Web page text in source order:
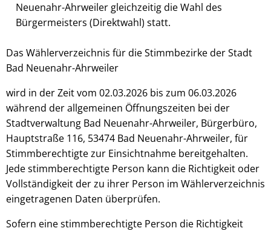
Neuenahr-Ahrweiler gleichzeitig die Wahl des
Bürgermeisters (Direktwahl) statt.
Das Wählerverzeichnis für die Stimmbezirke der Stadt
Bad Neuenahr-Ahrweiler
wird in der Zeit vom 02.03.2026 bis zum 06.03.2026
während der allgemeinen Öffnungszeiten bei der
Stadtverwaltung Bad Neuenahr-Ahrweiler, Bürgerbüro,
Hauptstraße 116, 53474 Bad Neuenahr-Ahrweiler, für
Stimmberechtigte zur Einsichtnahme bereitgehalten.
Jede stimmberechtigte Person kann die Richtigkeit oder
Vollständigkeit der zu ihrer Person im Wählerverzeichnis
eingetragenen Daten überprüfen.
Sofern eine stimmberechtigte Person die Richtigkeit